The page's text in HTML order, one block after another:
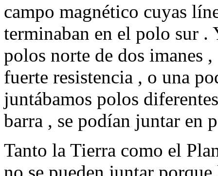
campo magnético cuyas
terminaban en el polo sur .
polos norte de dos imanes
fuerte resistencia , o una
juntábamos polos
barra , se podían juntar en
Tanto la Tierra como el